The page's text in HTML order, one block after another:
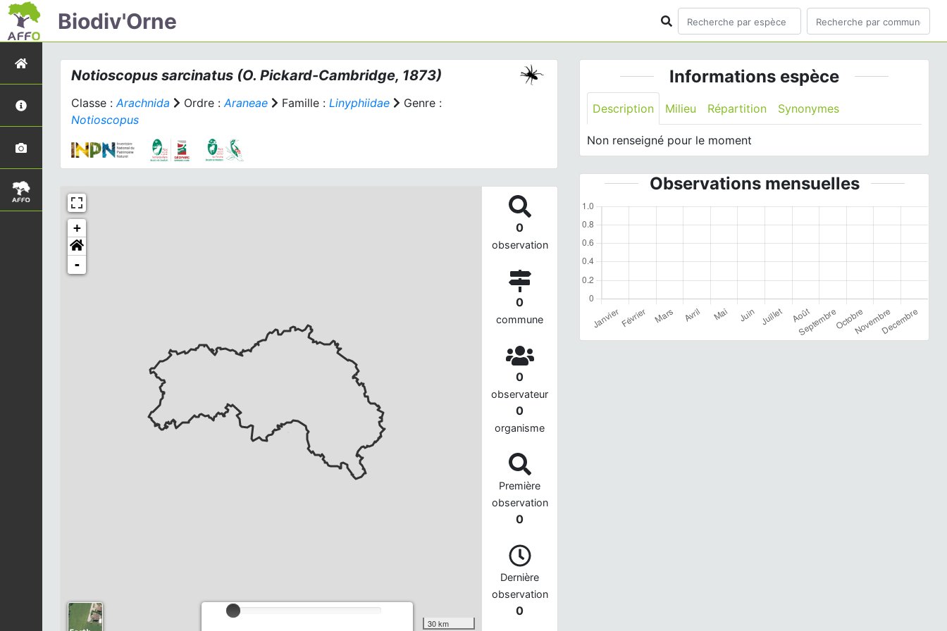
Biodiv'Orne
Notioscopus sarcinatus (O. Pickard-Cambridge, 1873)
Classe :Arachnida Ordre :Araneae Famille : Linyphiidae
Genre :
Notioscopus
Chargement...
+
-
30 km
0
observation
0
commune
0
observateur
0
organisme
Première
observation
0
Dernière
observation
0
Informations espèce
Description Milieu Répartition Synonymes
Non renseigné pour le moment
Observations mensuelles